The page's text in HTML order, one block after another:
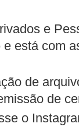
e
está com
de
de
o